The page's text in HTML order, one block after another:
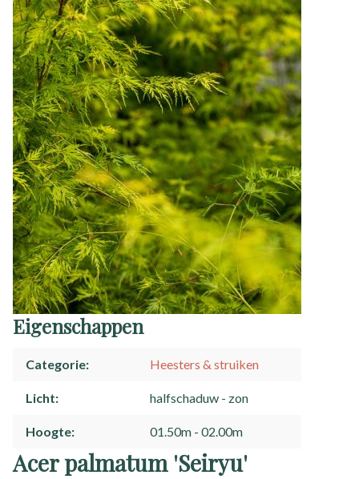
Eigenschappen
Categorie Heesters & struiken
Licht halfschaduw zon
Hoogte 01.50m - 02.00m
Acer palmatum 'Seiryu'